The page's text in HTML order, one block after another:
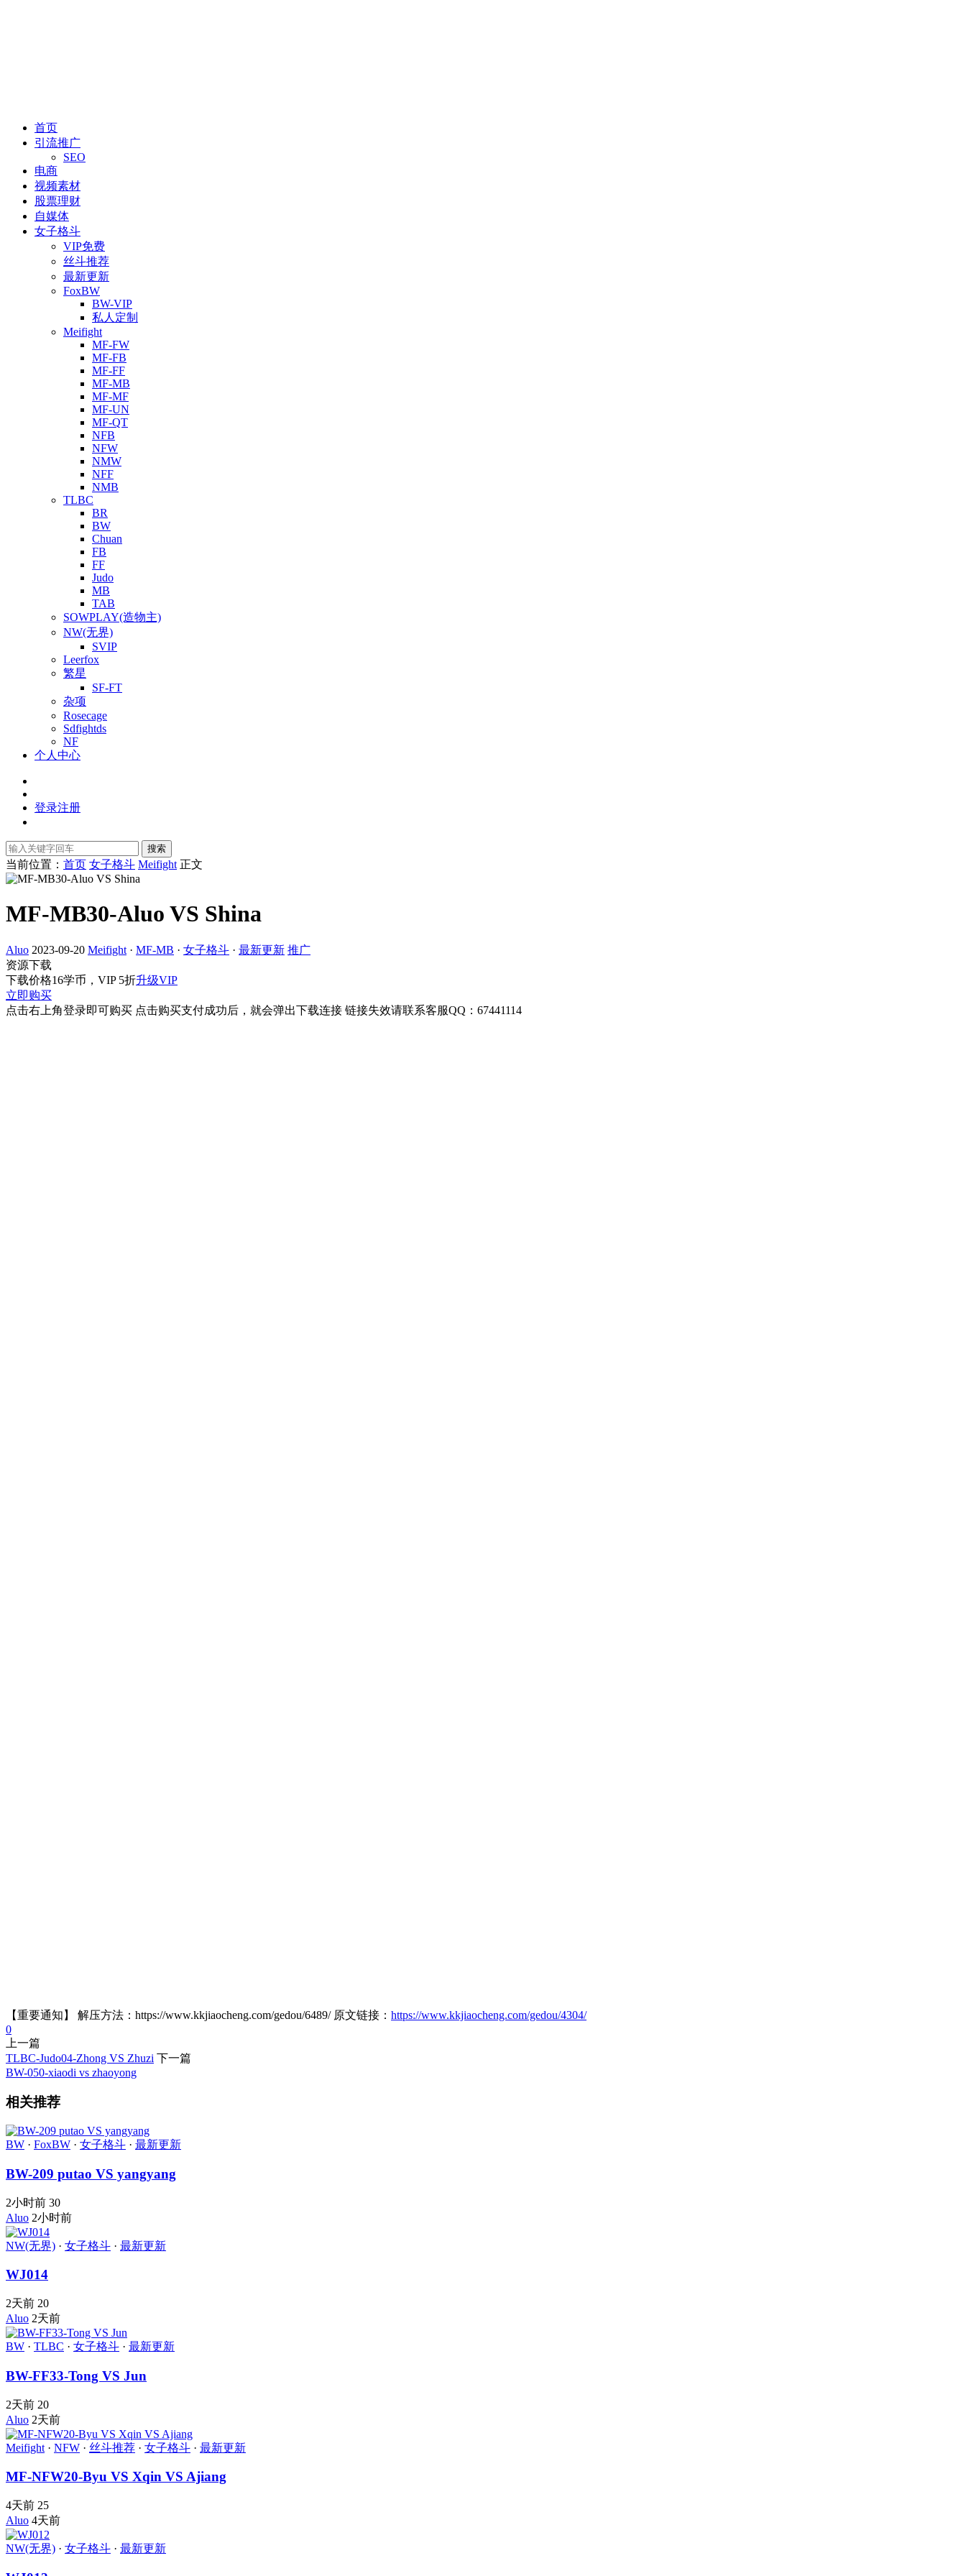
首页
引流推广
SEO
电商
视频素材
股票理财
自媒体
女子格斗
VIP免费
丝斗推荐
最新更新
FoxBW
BW-VIP
私人定制
Meifight
MF-FW
MF-FB
MF-FF
MF-MB
MF-MF
MF-UN
MF-QT
NFB
NFW
NMW
NFF
NMB
TLBC
BR
BW
Chuan
FB
FF
Judo
MB
TAB
SOWPLAY(造物主)
NW(无界)
SVIP
Leerfox
繁星
SF-FT
杂项
Rosecage
Sdfightds
NF
个人中心
登录注册
搜索
当前位置： 首页 女子格斗 Meifight 正文
MF-MB30-Aluo VS Shina
Aluo 2023-09-20 Meifight · MF-MB · 女子格斗 · 最新更新 推广
资源下载
下载价格16学币，VIP 5折升级VIP
立即购买
点击右上角登录即可购买 点击购买支付成功后，就会弹出下载连接 链接失效请联系客服QQ：67441114
【重要通知】 解压方法：https://www.kkjiaocheng.com/gedou/6489/ 原文链接： https://www.kkjiaocheng.com/gedou/4304/
0
上一篇
TLBC-Judo04-Zhong VS Zhuzi 下一篇
BW-050-xiaodi vs zhaoyong
相关推荐
BW · FoxBW · 女子格斗 · 最新更新
BW-209 putao VS yangyang
2小时前 30
Aluo 2小时前
NW(无界) · 女子格斗 · 最新更新
WJ014
2天前 20
Aluo 2天前
BW · TLBC · 女子格斗 · 最新更新
BW-FF33-Tong VS Jun
2天前 20
Aluo 2天前
Meifight · NFW · 丝斗推荐 · 女子格斗 · 最新更新
MF-NFW20-Byu VS Xqin VS Ajiang
4天前 25
Aluo 4天前
NW(无界) · 女子格斗 · 最新更新